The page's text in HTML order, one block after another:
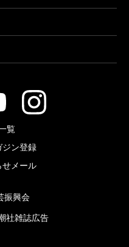
覧
ジン登録
せメール
振興会
社雑誌広告